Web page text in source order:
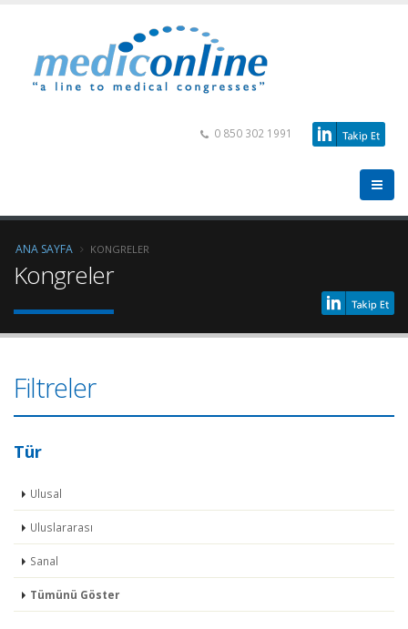
0 850 302 1991
ANA SAYFA KONGRELER
Kongreler
Filtreler
Tür
Ulusal
Uluslararası
Sanal
Tümünü Göster